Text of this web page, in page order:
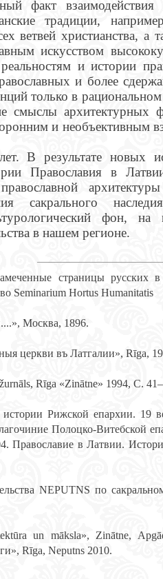
факт
традиции,
ветвей христианства, а
искусством
и истории
и более
только в
смыслы архитектурных
и необъективным
В результате новых
Православия в
сакрального
фон,
в нашем регионе.
страницы русских в
Seminarium Hortus Humanitatis
Москва, 1896.
церкви въ Латгалии», Rīga,
Rīga «Zinātne» 1994, C.
Рижской епархии. 19
Полоцко-Витебской
Православие в Латвии.
NEPUTNS по
un māksla», Zinātne,
Rīga, Neputns 2010.